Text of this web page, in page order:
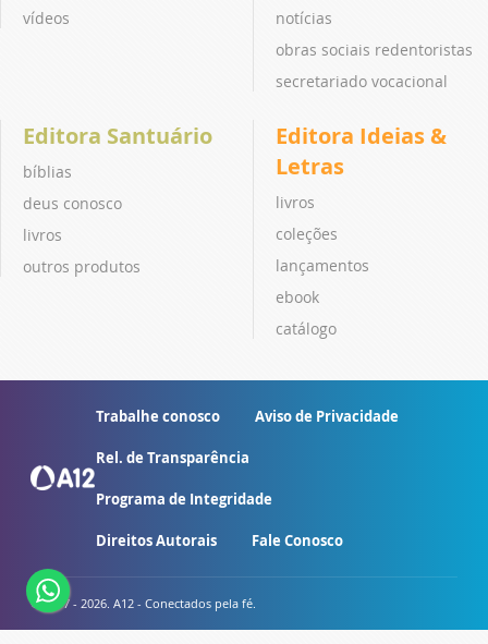
vídeos
notícias
obras sociais redentoristas
secretariado vocacional
Editora Santuário
bíblias
deus conosco
livros
outros produtos
Editora Ideias &
Letras
livros
coleções
lançamentos
ebook
catálogo
Trabalhe conosco Aviso de Privacidade
Rel. de Transparência
Programa de Integridade
Direitos Autorais Fale Conosco
© 2007 - 2026. A12 - Conectados pela fé.